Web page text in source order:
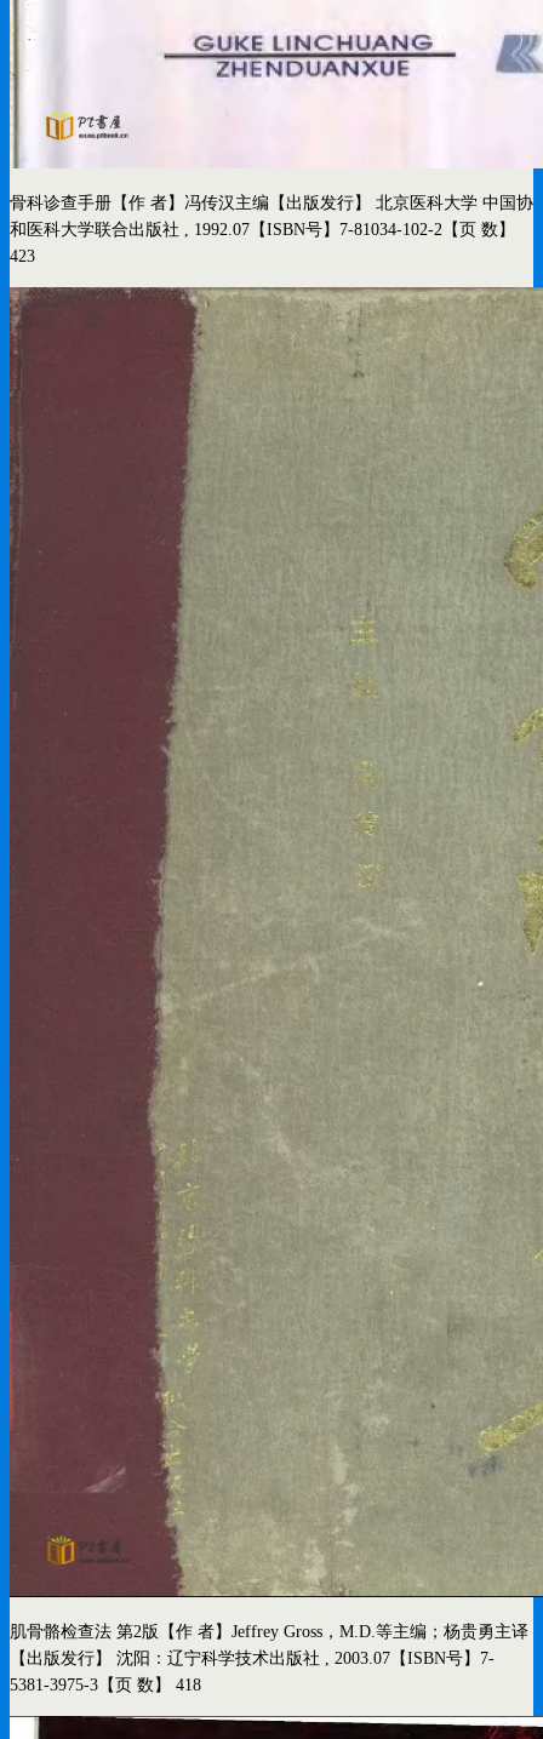
骨科诊查手册 【作 者】冯传汉主编 【出版发行】 北京医科大学 中国协
和医科大学联合出版社 , 1992.07 【ISBN号】7-81034-102-2 【页 数】
423
肌骨骼检查法 第2版
【作 者】Jeffrey Gross，M.D.等主编；杨贵勇主译
【出版发行】 沈阳：辽宁科学技术出版社 , 2003.07 【ISBN号】7-
5381-3975-3 【页 数】 418